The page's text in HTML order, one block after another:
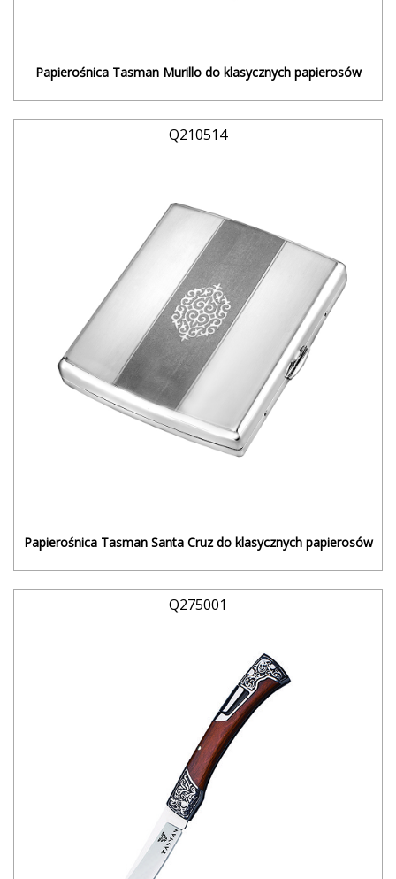
Papierośnica Tasman Murillo do klasycznych papierosów
Q210514
Papierośnica Tasman Santa Cruz do klasycznych papierosów
Q275001